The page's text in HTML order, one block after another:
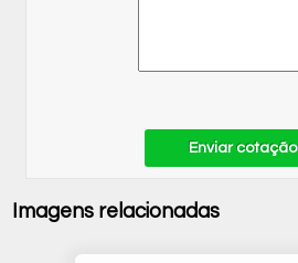
Enviar cotação
Imagens relacionadas